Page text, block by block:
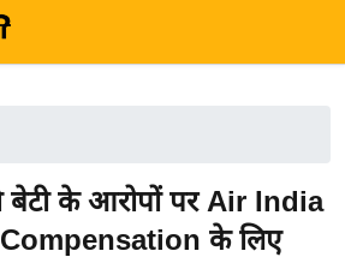
बेटी के आरोपों पर Air India
Compensation के लिए